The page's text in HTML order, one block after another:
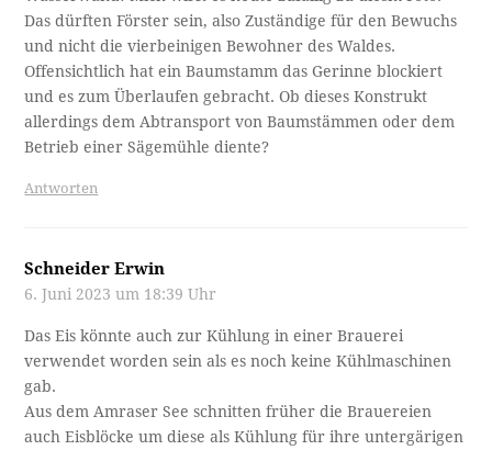
Das dürften Förster sein, also Zuständige für den Bewuchs
und nicht die vierbeinigen Bewohner des Waldes.
Offensichtlich hat ein Baumstamm das Gerinne blockiert
und es zum Überlaufen gebracht. Ob dieses Konstrukt
allerdings dem Abtransport von Baumstämmen oder dem
Betrieb einer Sägemühle diente?
Antworten
Schneider Erwin
6. Juni 2023 um 18:39 Uhr
Das Eis könnte auch zur Kühlung in einer Brauerei
verwendet worden sein als es noch keine Kühlmaschinen
gab.
Aus dem Amraser See schnitten früher die Brauereien
auch Eisblöcke um diese als Kühlung für ihre untergärigen